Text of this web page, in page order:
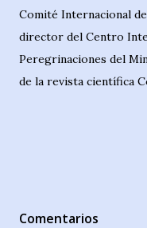
Comité Internacional
director del Centro
Peregrinaciones del
de la revista científica
Comentarios